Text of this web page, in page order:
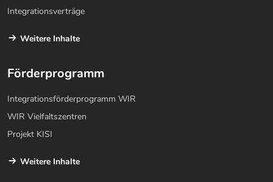
Integrationsverträge
Weitere Inhalte
Förderprogramm
Integrationsförderprogramm WIR
WIR Vielfaltszentren
Projekt KISI
Weitere Inhalte